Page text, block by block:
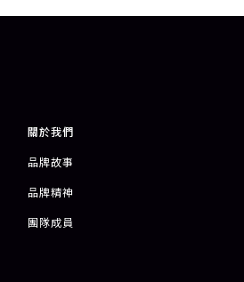
關於我們
品牌故事
品牌精神
團隊成員